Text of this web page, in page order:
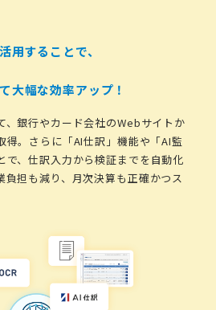
用することで、
大幅な効率アップ！
、銀行やカード会社のWebサイトか
得。さらに「AI仕訳」機能や「AI監
で、仕訳入力から検証までを自動化
負担も減り、月次決算も正確かつス